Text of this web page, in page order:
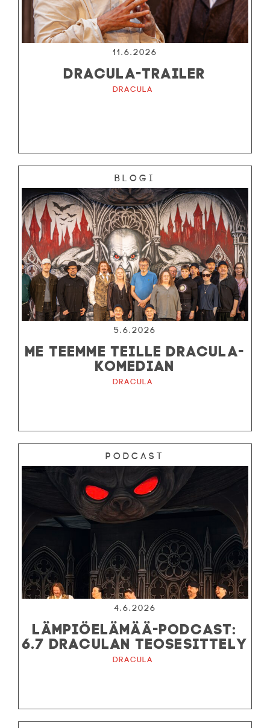
11.6.2026
DRACULA-TRAILER
Dracula
Blogi
5.6.2026
ME TEEMME TEILLE DRACULA-
KOMEDIAN
Dracula
Podcast
4.6.2026
LÄMPIÖELÄMÄÄ-PODCAST:
6.7 DRACULAN TEOSESITTELY
Dracula